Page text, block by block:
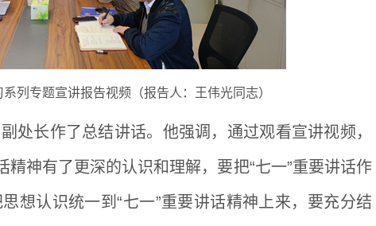
列专题宣讲报告视频（报告人：王伟光同志）
处长作了总结讲话。他强调，通过观看宣讲视频，
精神有了更深的认识和理解，要把“七一”重要讲话作
想认识统一到“七一”重要讲话精神上来，要充分结